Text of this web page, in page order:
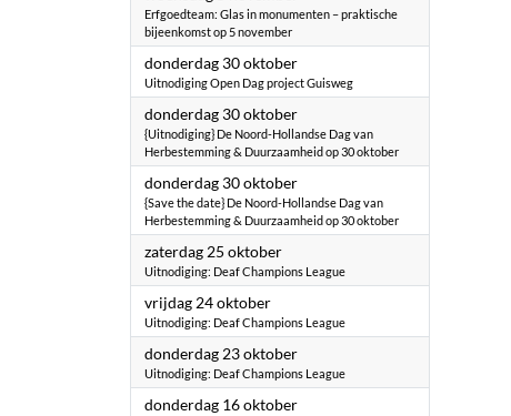
Erfgoedteam: Glas in monumenten – praktische
bijeenkomst op 5 november
donderdag 30 oktober2025
Uitnodiging Open Dag project Guisweg
donderdag 30 oktober2025
{Uitnodiging} De Noord-Hollandse Dag van
Herbestemming & Duurzaamheid op 30 oktober
donderdag 30 oktober2025
{Save the date} De Noord-Hollandse Dag van
Herbestemming & Duurzaamheid op 30 oktober
zaterdag 25 oktober2025
Uitnodiging: Deaf Champions League
vrijdag 24 oktober2025
Uitnodiging: Deaf Champions League
donderdag 23 oktober2025
Uitnodiging: Deaf Champions League
donderdag 16 oktober2025